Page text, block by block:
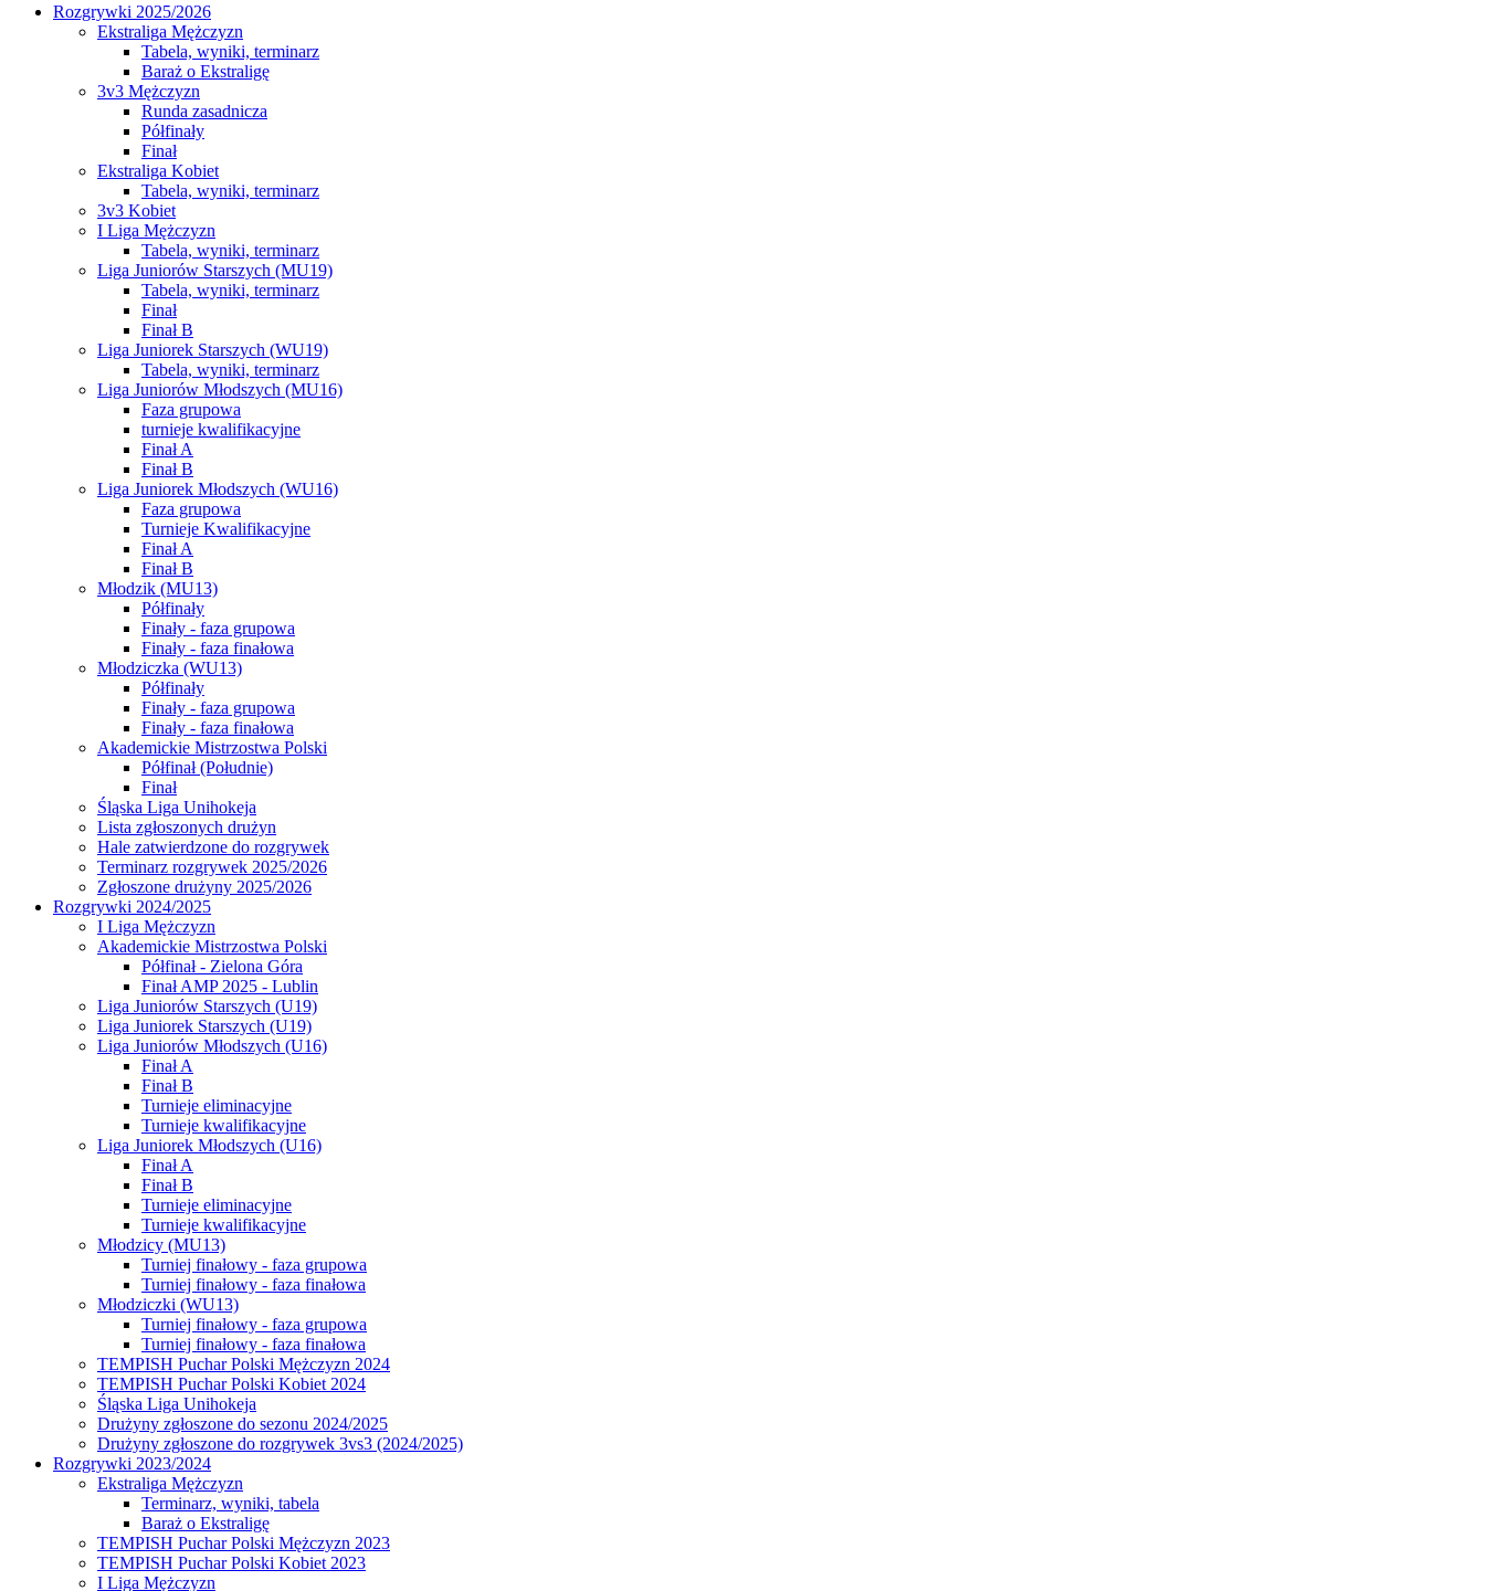
Rozgrywki 2025/2026
Ekstraliga Mężczyzn
Tabela, wyniki, terminarz
Baraż o Ekstraligę
3v3 Mężczyzn
Runda zasadnicza
Półfinały
Finał
Ekstraliga Kobiet
Tabela, wyniki, terminarz
3v3 Kobiet
I Liga Mężczyzn
Tabela, wyniki, terminarz
Liga Juniorów Starszych (MU19)
Tabela, wyniki, terminarz
Finał
Finał B
Liga Juniorek Starszych (WU19)
Tabela, wyniki, terminarz
Liga Juniorów Młodszych (MU16)
Faza grupowa
turnieje kwalifikacyjne
Finał A
Finał B
Liga Juniorek Młodszych (WU16)
Faza grupowa
Turnieje Kwalifikacyjne
Finał A
Finał B
Młodzik (MU13)
Półfinały
Finały - faza grupowa
Finały - faza finałowa
Młodziczka (WU13)
Półfinały
Finały - faza grupowa
Finały - faza finałowa
Akademickie Mistrzostwa Polski
Półfinał (Południe)
Finał
Śląska Liga Unihokeja
Lista zgłoszonych drużyn
Hale zatwierdzone do rozgrywek
Terminarz rozgrywek 2025/2026
Zgłoszone drużyny 2025/2026
Rozgrywki 2024/2025
I Liga Mężczyzn
Akademickie Mistrzostwa Polski
Półfinał - Zielona Góra
Finał AMP 2025 - Lublin
Liga Juniorów Starszych (U19)
Liga Juniorek Starszych (U19)
Liga Juniorów Młodszych (U16)
Finał A
Finał B
Turnieje eliminacyjne
Turnieje kwalifikacyjne
Liga Juniorek Młodszych (U16)
Finał A
Finał B
Turnieje eliminacyjne
Turnieje kwalifikacyjne
Młodzicy (MU13)
Turniej finałowy - faza grupowa
Turniej finałowy - faza finałowa
Młodziczki (WU13)
Turniej finałowy - faza grupowa
Turniej finałowy - faza finałowa
TEMPISH Puchar Polski Mężczyzn 2024
TEMPISH Puchar Polski Kobiet 2024
Śląska Liga Unihokeja
Drużyny zgłoszone do sezonu 2024/2025
Drużyny zgłoszone do rozgrywek 3vs3 (2024/2025)
Rozgrywki 2023/2024
Ekstraliga Mężczyzn
Terminarz, wyniki, tabela
Baraż o Ekstraligę
TEMPISH Puchar Polski Mężczyzn 2023
TEMPISH Puchar Polski Kobiet 2023
I Liga Mężczyzn